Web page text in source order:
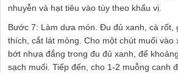
nhuyễn và hạt tiêu vào tùy theo khẩu vị.
Bước 7: Làm dưa món. Đu đủ xanh, cà rốt,
thích, cắt lát mỏng. Cho một chút muối vào
bớt nhựa đắng trong đu đủ xanh, để
sạch muối. Tiếp đến, cho 1-2 muỗng canh